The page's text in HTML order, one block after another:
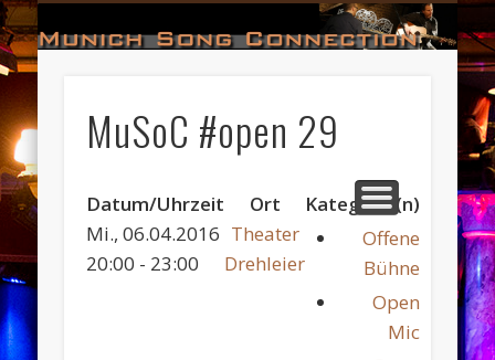
MuSoC #open 29
Datum/Uhrzeit
Mi., 06.04.2016
20:00 - 23:00
Ort
Theater
Drehleier
Kategorie(n)
Offene
Bühne
Open
Mic